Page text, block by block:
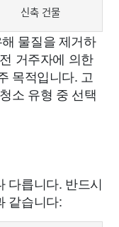
신축 건물
물질을 제거하
거주자에 의한
목적입니다. 고
소 유형 중 선택
다릅니다. 반드시
같습니다: